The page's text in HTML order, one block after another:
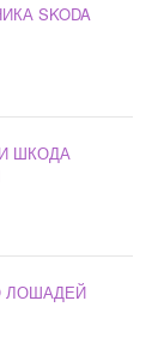
SKODA
ШКОДА
ЛОШАДЕЙ